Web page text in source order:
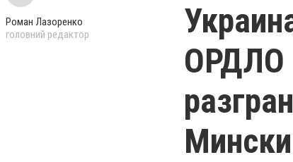
Роман Лазоренко
головний редактор
ОРДЛО